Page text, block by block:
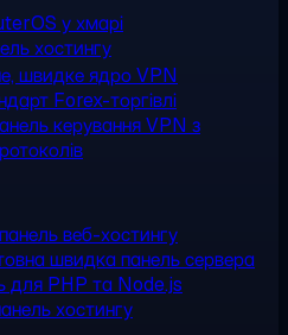
у хмарі
хостингу
швидке ядро VPN
Forex-торгівлі
керування VPN з
веб-хостингу
швидка панель сервера
для PHP та Node.js
хостингу